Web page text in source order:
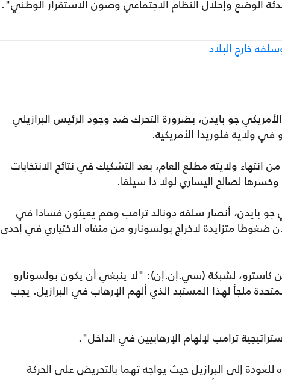
لتهدئة الوضع وإحلال النظام الاجتماعي وصون الاستقرار الوطني".
خارج البلاد
جو بايدن، بضرورة التحرك ضد وجود الرئيس البرازيلي
ولاية فلوريدا الأمريكية.
ولايته مطلع العام، بعد التشكيك في نتائج الانتخابات
جو بايدن، أنصار سلفه دونالد ترامب وهم يعيثون فسادا في
ضغوطا متزايدة لإخراج بولسونارو من منفاه الاختياري في إحدى
كاسترو، لشبكة (سي.إن.إن): "لا ينبغي أن يكون بولسونارو
ملجأ لهذا المستبد الذي ألهم الإرهاب في البرازيل. يجب
ترامب لإلهام الإرهابيين في الداخل".
إلى البرازيل حيث يواجه تهما بالتحريض على الحركة